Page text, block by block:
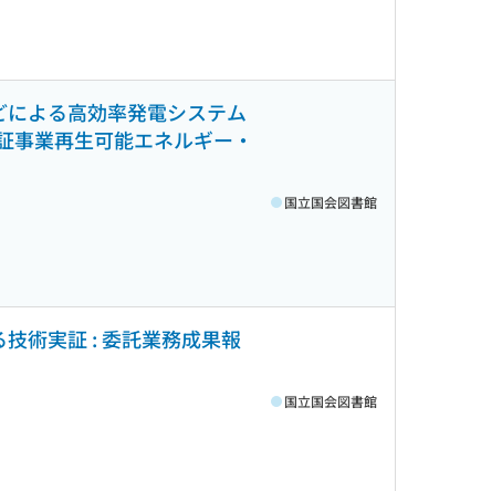
よる高効率発電システム
業再生可能エネルギー・
国立国会図書館
術実証 : 委託業務成果報
国立国会図書館